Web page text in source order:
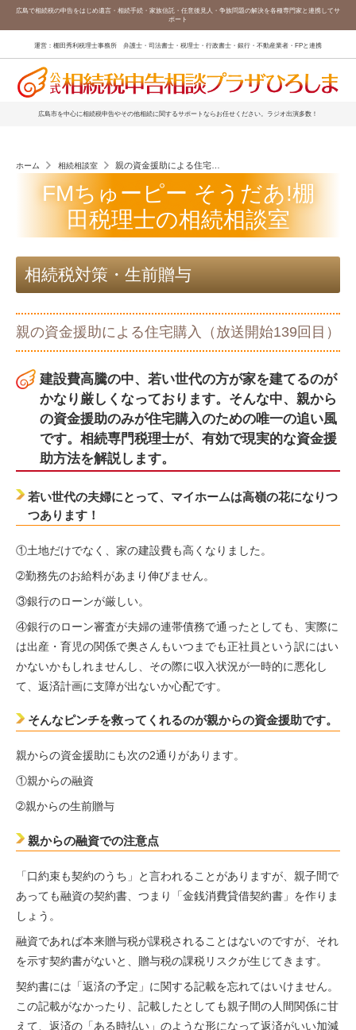
広島で相続税の申告をはじめ遺言・相続手続・家族信託・任意後見人・争族問題の解決を各種専門家と連携してサ
ポート
運営：棚田秀利税理士事務所 弁護士・司法書士・税理士・行政書士・銀行・不動産業者・FPと連携
広島市を中心に相続税申告やその他相続に関するサポートならお任せください。ラジオ出演多数！
ホーム 相続相談室 親の資金援助による住宅購入（放送開始139回目）
FMちゅーピー そうだあ!棚
田税理士の相続相談室
相続税対策・生前贈与
親の資金援助による住宅購入（放送開始139回目）
建設費高騰の中、若い世代の方が家を建てるのが
かなり厳しくなっております。そんな中、親から
の資金援助のみが住宅購入のための唯一の追い風
です。相続専門税理士が、有効で現実的な資金援
助方法を解説します。
若い世代の夫婦にとって、マイホームは高嶺の花になりつ
つあります！
①土地だけでなく、家の建設費も高くなりました。
➁勤務先のお給料があまり伸びません。
③銀行のローンが厳しい。
④銀行のローン審査が夫婦の連帯債務で通ったとしても、実際に
は出産・育児の関係で奥さんもいつまでも正社員という訳にはい
かないかもしれませんし、その際に収入状況が一時的に悪化し
て、返済計画に支障が出ないか心配です。
そんなピンチを救ってくれるのが親からの資金援助です。
親からの資金援助にも次の2通りがあります。
①親からの融資
➁親からの生前贈与
親からの融資での注意点
「口約束も契約のうち」と言われることがありますが、親子間で
あっても融資の契約書、つまり「金銭消費貸借契約書」を作りま
しょう。
融資であれば本来贈与税が課税されることはないのですが、それ
を示す契約書がないと、贈与税の課税リスクが生じてきます。
契約書には「返済の予定」に関する記載を忘れてはいけません。
この記載がなかったり、記載したとしても親子間の人間関係に甘
えて、返済の「ある時払い」のような形になって返済がいい加減